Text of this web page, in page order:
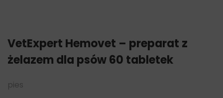
VetExpert Hemovet – preparat z
żelazem dla psów 60 tabletek
pies